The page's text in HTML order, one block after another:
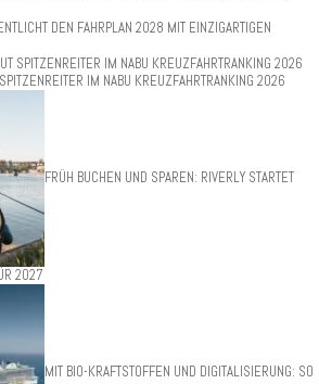
DEN FAHRPLAN 2028 MIT EINZIGARTIGEN
IM NABU KREUZFAHRTRANKING 2026
FRÜH BUCHEN UND SPAREN: RIVERLY STARTET
2027
MIT BIO-KRAFTSTOFFEN UND DIGITALISIERUNG: SO